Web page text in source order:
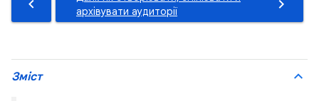
архівувати аудиторії
Зміст